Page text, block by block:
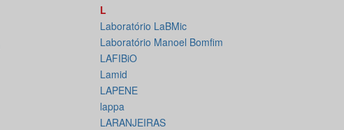
L
Laboratório LaBMic
Laboratório Manoel Bomfim
LAFIBiO
Lamid
LAPENE
lappa
LARANJEIRAS